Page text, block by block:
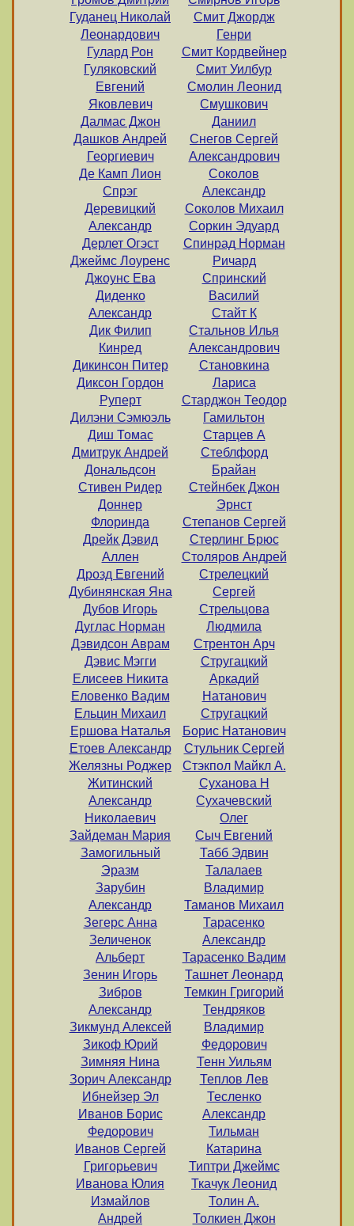
Гуданец Николай
Леонардович
Гулард Рон
Гуляковский
Евгений
Яковлевич
Далмас Джон
Дашков Андрей
Георгиевич
Де Камп Лион
Спрэг
Деревицкий
Александр
Дерлет Огэст
Джеймс Лоуренс
Джоунс Ева
Диденко
Александр
Дик Филип
Кинред
Дикинсон Питер
Диксон Гордон
Руперт
Дилэни Сэмюэль
Диш Томас
Дмитрук Андрей
Дональдсон
Стивен Ридер
Доннер
Флоринда
Дрейк Дэвид
Аллен
Дрозд Евгений
Дубинянская Яна
Дубов Игорь
Дуглас Норман
Дэвидсон Аврам
Дэвис Мэгги
Елисеев Никита
Еловенко Вадим
Ельцин Михаил
Ершова Наталья
Етоев Александр
Желязны Роджер
Житинский
Александр
Николаевич
Зайдеман Мария
Замогильный
Эразм
Зарубин
Александр
Зегерс Анна
Зеличенок
Альберт
Зенин Игорь
Зибров
Александр
Зикмунд Алексей
Зикоф Юрий
Зимняя Нина
Зорич Александр
Ибнейзер Эл
Иванов Борис
Федорович
Иванов Сергей
Григорьевич
Иванова Юлия
Измайлов
Андрей
Смит Джордж
Генри
Смит Кордвейнер
Смит Уилбур
Смолин Леонид
Смушкович
Даниил
Снегов Сергей
Александрович
Соколов
Александр
Соколов Михаил
Соркин Эдуард
Спинрад Норман
Ричард
Спринский
Василий
Стайт К
Стальнов Илья
Александрович
Становкина
Лариса
Старджон Теодор
Гамильтон
Старцев А
Стеблфорд
Брайан
Стейнбек Джон
Эрнст
Степанов Сергей
Стерлинг Брюс
Столяров Андрей
Стрелецкий
Сергей
Стрельцова
Людмила
Стрентон Арч
Стругацкий
Аркадий
Натанович
Стругацкий
Борис Натанович
Стульник Сергей
Стэкпол Майкл А.
Суханова Н
Сухачевский
Олег
Сыч Евгений
Табб Эдвин
Талалаев
Владимир
Таманов Михаил
Тарасенко
Александр
Тарасенко Вадим
Ташнет Леонард
Темкин Григорий
Тендряков
Владимир
Федорович
Тенн Уильям
Теплов Лев
Тесленко
Александр
Тильман
Катарина
Типтри Джеймс
Ткачук Леонид
Толин А.
Толкиен Джон